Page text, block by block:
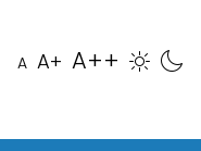
A A+ A++